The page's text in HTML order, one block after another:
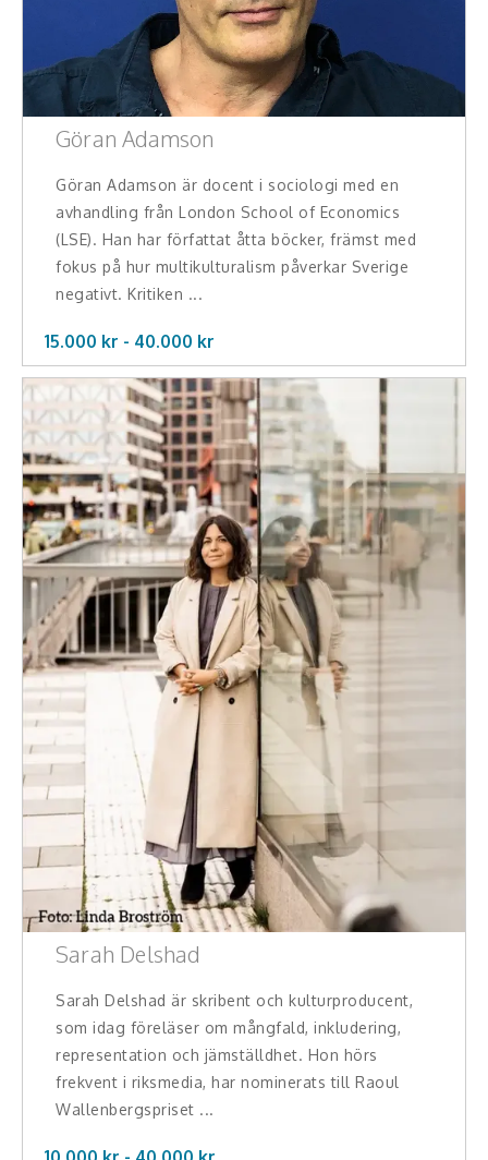
Effektivitet, framgång
Framtid, trender
Försäljning, marknadsföring, service,
kundfokus
Förändring, organisation,
organisationsutveckling
Hälsa, friskvård
intraprenörskap
Kommunikation och media
Ledarskap, medarbetarskap, HR
Miljö, hållbar utveckling
Målsättning, motivation, attityd
Mångfald och integration
Omvärld, politik, juridik
Pedagogik, skola, föräldraskap
Teamwork, teambuilding, relationer
Vård, omsorg, beroende
Kända personer
Företagsledare
Författare
Idrottare och äventyrare
Kända musiker
Göran Adamson
Göran Adamson är docent i sociologi med en
avhandling från London School of Economics
(LSE). Han har författat åtta böcker, främst med
fokus på hur multikulturalism påverkar Sverige
negativt. Kritiken ...
15.000 kr - 40.000 kr
Sarah Delshad
Sarah Delshad är skribent och kulturproducent,
som idag föreläser om mångfald, inkludering,
representation och jämställdhet. Hon hörs
frekvent i riksmedia, har nominerats till Raoul
Wallenbergspriset ...